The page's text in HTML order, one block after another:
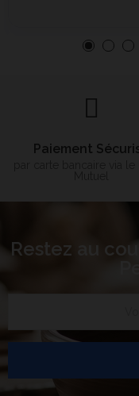
Paiement
Restez au